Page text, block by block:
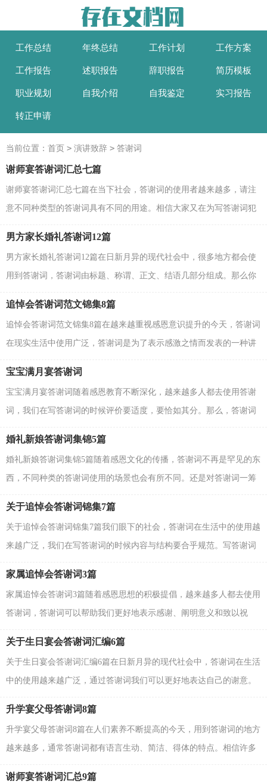
工作总结 年终总结 工作计划 工作方案
工作报告 述职报告 辞职报告 简历模板
职业规划 自我介绍 自我鉴定 实习报告
转正申请
当前位置： 首页 > 演讲致辞 > 答谢词
谢师宴答谢词汇总七篇
谢师宴答谢词汇总七篇在当下社会，答谢词的使用者越来越多，请注
意不同种类型的答谢词具有不同的用途。相信大家又在为写答谢词犯
男方家长婚礼答谢词12篇
男方家长婚礼答谢词12篇在日新月异的现代社会中，很多地方都会使
用到答谢词，答谢词由标题、称谓、正文、结语几部分组成。那么你
追悼会答谢词范文锦集8篇
追悼会答谢词范文锦集8篇在越来越重视感恩意识提升的今天，答谢词
在现实生活中使用广泛，答谢词是为了表示感激之情而发表的一种讲
宝宝满月宴答谢词
宝宝满月宴答谢词随着感恩教育不断深化，越来越多人都去使用答谢
词，我们在写答谢词的时候评价要适度，要恰如其分。那么，答谢词
婚礼新娘答谢词集锦5篇
婚礼新娘答谢词集锦5篇随着感恩文化的传播，答谢词不再是罕见的东
西，不同种类的答谢词使用的场景也会有所不同。还是对答谢词一筹
关于追悼会答谢词锦集7篇
关于追悼会答谢词锦集7篇我们眼下的社会，答谢词在生活中的使用越
来越广泛，我们在写答谢词的时候内容与结构要合乎规范。写答谢词
家属追悼会答谢词3篇
家属追悼会答谢词3篇随着感恩思想的积极提倡，越来越多人都去使用
答谢词，答谢词可以帮助我们更好地表示感谢、阐明意义和致以祝
关于生日宴会答谢词汇编6篇
关于生日宴会答谢词汇编6篇在日新月异的现代社会中，答谢词在生活
中的使用越来越广泛，通过答谢词我们可以更好地表达自己的谢意。
升学宴父母答谢词8篇
升学宴父母答谢词8篇在人们素养不断提高的今天，用到答谢词的地方
越来越多，通常答谢词都有语言生动、简洁、得体的特点。相信许多
谢师宴答谢词汇总9篇